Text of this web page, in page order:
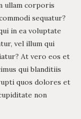
ullam corporis
sequatur?
in ea voluptate
vel illum qui
At vero eos et
qui blanditiis
quos dolores et
non